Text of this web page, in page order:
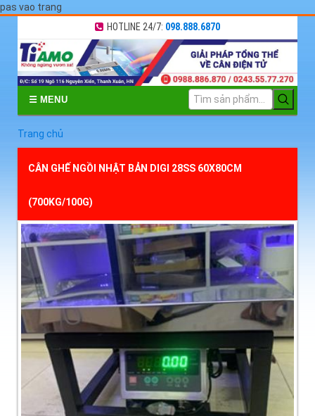
pas vao trang
HOTLINE 24/7: 098.888.6870
☰ MENU
Trang chủ
CÂN GHẾ NGỒI NHẬT BẢN DIGI 28SS 60X80CM
(700KG/100G)